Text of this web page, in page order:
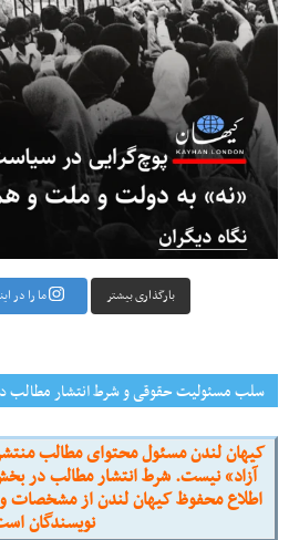
بارگذاری بیشتر ما را در
سلب مسئولیت حقوقی و شرط انتشار مطالب
کیهان لندن مسئول محتوای مطالب
آزاد» نیست. شرط انتشار مطالب در
اطلاع محفوظ کیهان لندن از مشخصات
نویسندگان